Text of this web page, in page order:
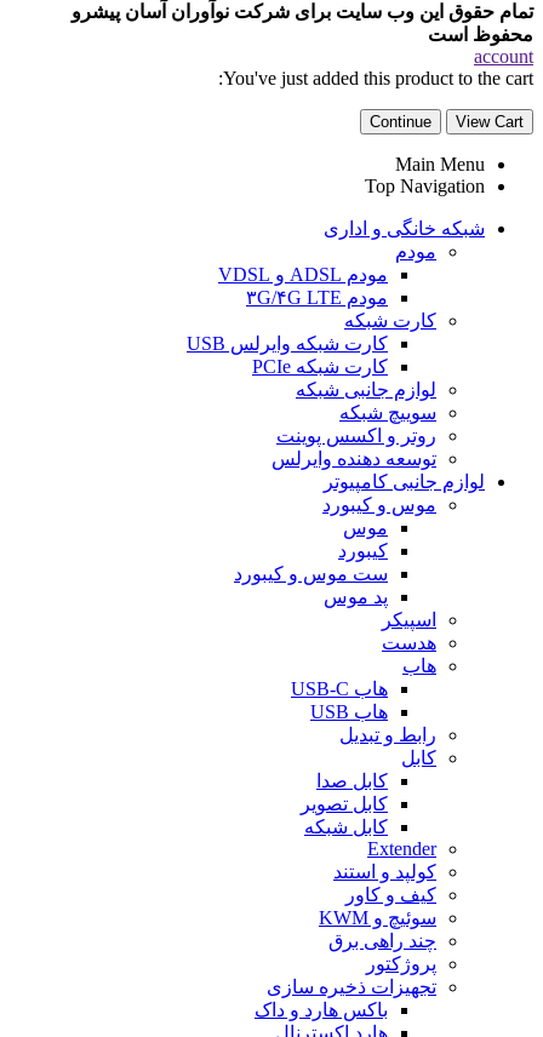
تمام حقوق این وب سایت برای شرکت نوآوران آسان پیشرو
محفوظ است
account
You've just added this product to the cart:
View Cart
Continue
Main Menu
Top Navigation
شبکه خانگی و اداری
مودم
مودم ADSL و VDSL
مودم ۳G/۴G LTE
کارت شبکه
کارت شبکه وایرلس USB
کارت شبکه PCIe
لوازم جانبی شبکه
سوییچ شبکه
روتر و اکسس پوینت
توسعه دهنده وایرلس
لوازم جانبی کامپیوتر
موس و کیبورد
موس
کیبورد
ست موس و کیبورد
پد موس
اسپیکر
هدست
هاب
هاب USB-C
هاب USB
رابط و تبدیل
کابل
کابل صدا
کابل تصویر
کابل شبکه
Extender
کولپد و استند
کیف و کاور
سوئیچ و KWM
چند راهی برق
پروژکتور
تجهیزات ذخیره سازی
باکس هارد و داک